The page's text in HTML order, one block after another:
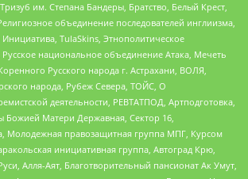
им. Степана Бандеры, Братство, Белый Крест,
объединение последователей инглиизма,
TulaSkins, Этнополитическое
национальное объединение Атака, Мечеть
Русского народа г. Астрахани, ВОЛЯ,
народа, Рубеж Севера, ТОЙС, О
деятельности, РЕВТАТПОД, Артподготовка,
Божией Матери Державная, Сектор 16,
Молодежная правозащитная группа МПГ, Курсом
инициативная группа, Автоград Крю,
Алля-Аят, Благотворительный пансионат Ак Умут,